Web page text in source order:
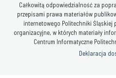
Całkowitą odpowiedzialność za
przepisami prawa materiałów
internetowego Politechniki
organizacyjne, w których materiały
Centrum Informatyczne
Deklaracja